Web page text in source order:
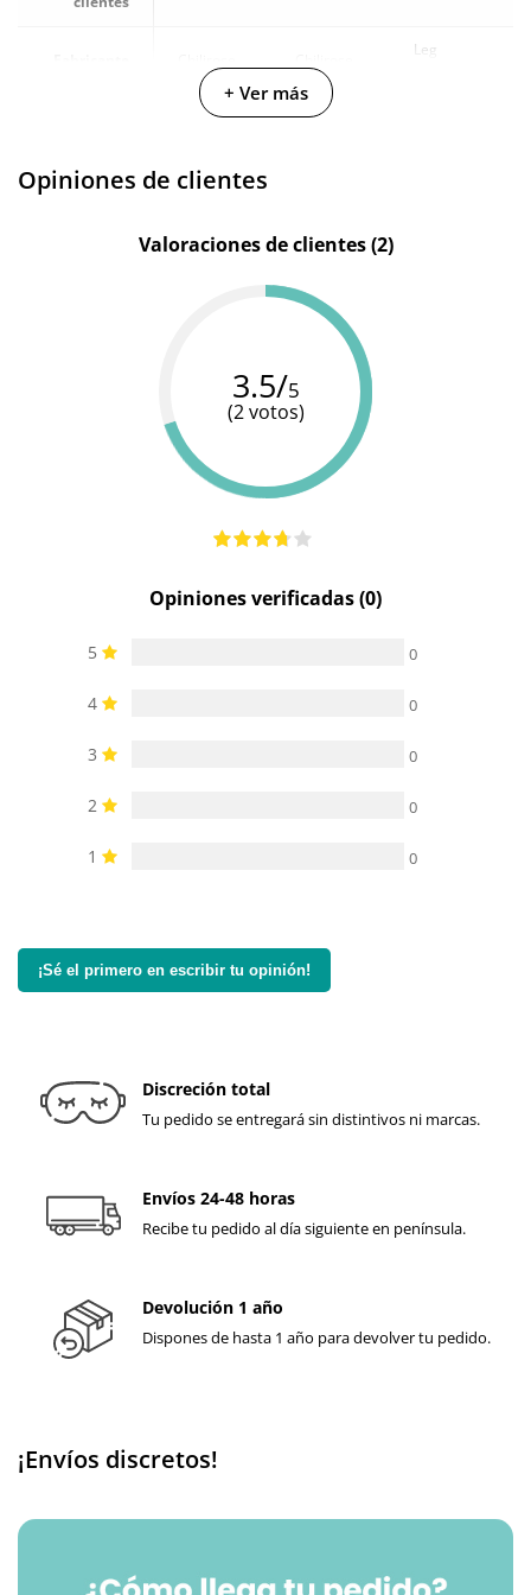
Leg
Negro Negro
+ Ver más
Opiniones de clientes
Valoraciones de clientes (2)
3.5/5
(2 votos)
Opiniones verificadas (0)
5 0
4 0
3 0
2 0
1 0
¡Sé el primero en escribir tu opinión!
Discreción total
Tu pedido se entregará sin distintivos ni marcas.
Envíos 24-48 horas
Recibe tu pedido al día siguiente en península.
Devolución 1 año
Dispones de hasta 1 año para devolver tu pedido.
¡Envíos discretos!